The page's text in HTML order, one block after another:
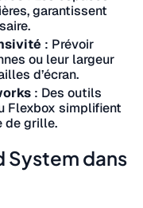
garantissent
: Prévoir
ou leur largeur
d’écran.
: Des outils
Flexbox simplifient
de grille.
System dans